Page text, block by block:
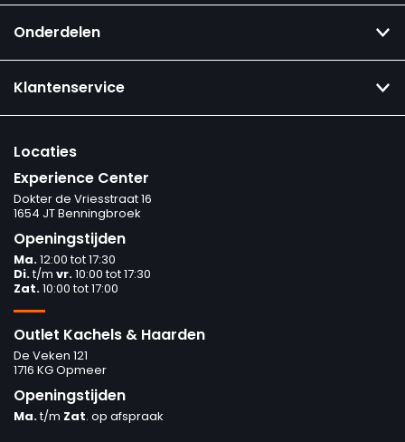
Onderdelen
Klantenservice
Locaties
Experience Center
Dokter de Vriesstraat 16
1654 JT Benningbroek
Openingstijden
Ma.12:00 tot 17:30
Di.t/m vr.10:00 tot 17:30
Zat.10:00 tot 17:00
Outlet Kachels & Haarden
De Veken 121
1716 KG Opmeer
Openingstijden
Ma.t/m Zat. op afspraak